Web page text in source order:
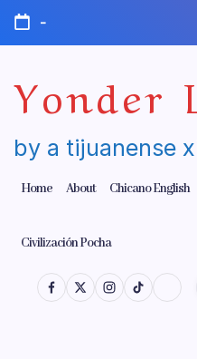
Skip
content
-
Yonder
by a tijuanense
Home About Chicano English
Civilización Pocha